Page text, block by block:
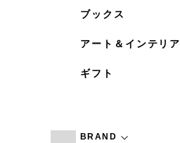
ブックス
アート＆インテリア
ギフト
BRAND